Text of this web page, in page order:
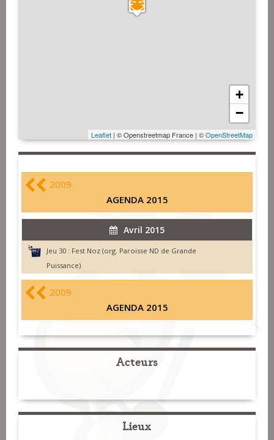
+
−
Leaflet | © Openstreetmap France | ©OpenStreetMap
2009
AGENDA 2015
Avril 2015
Jeu 30 : Fest Noz (org. Paroisse ND de Grande
Puissance)
2009
AGENDA 2015
Acteurs
Lieux